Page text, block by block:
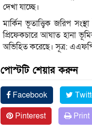
দেখা যাচ্ছে।
মার্কিন ভূতাত্ত্বিক জরিপ
প্রিফেকচারে আঘাত হানা
অভিহিত করেছে। সূত্র:
পোস্টটি শেয়ার করুন
Facebook
Pinterest
Print